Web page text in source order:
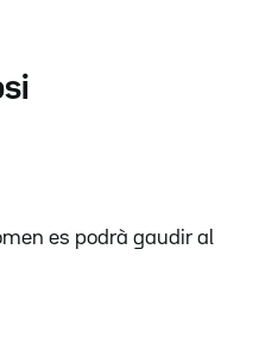
es podrà gaudir al